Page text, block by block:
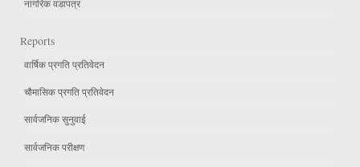
नागरिक वडापत्र
Reports
वार्षिक प्रगति प्रतिवेदन
चौमासिक प्रगति प्रतिवेदन
सार्वजनिक सुनुवाई
सार्वजनिक परीक्षण